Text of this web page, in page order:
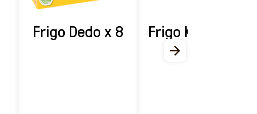
Frigo Dedo x 8
Frigo Kids Mix x